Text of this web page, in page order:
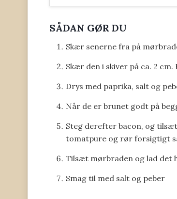
SÅDAN GØR DU
Skær senerne fra på
Skær den i skiver på ca. 2
Drys med paprika, salt og
Når de er brunet godt på
Steg derefter bacon, og
tomatpure og rør forsigtigt
Tilsæt mørbraden og lad det
Smag til med salt og peber